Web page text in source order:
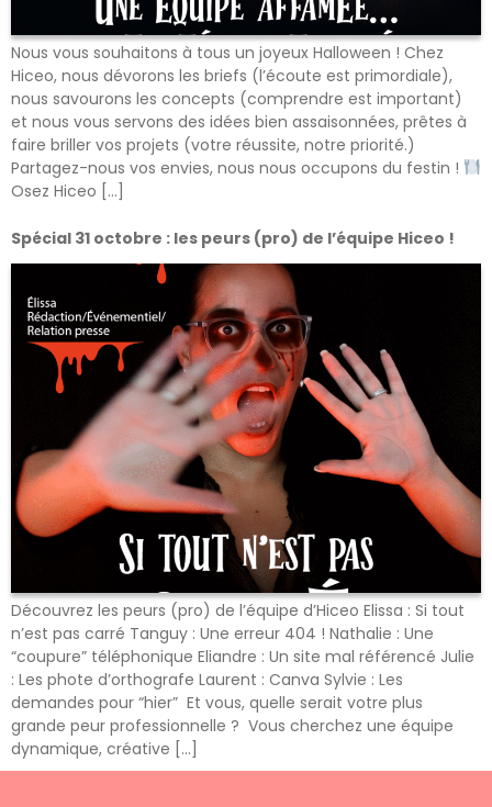
Nous vous souhaitons à tous un joyeux Halloween ! Chez
Hiceo, nous dévorons les briefs (l’écoute est primordiale),
nous savourons les concepts (comprendre est important)
et nous vous servons des idées bien assaisonnées, prêtes à
faire briller vos projets (votre réussite, notre priorité.)
Partagez-nous vos envies, nous nous occupons du festin !
Osez Hiceo […]
Spécial 31 octobre : les peurs (pro) de l’équipe Hiceo !
Découvrez les peurs (pro) de l’équipe d’Hiceo Elissa : Si tout
n’est pas carré Tanguy : Une erreur 404 ! Nathalie : Une
“coupure” téléphonique Eliandre : Un site mal référencé Julie
: Les phote d’orthografe Laurent : Canva Sylvie : Les
demandes pour “hier” Et vous, quelle serait votre plus
grande peur professionnelle ? Vous cherchez une équipe
dynamique, créative […]